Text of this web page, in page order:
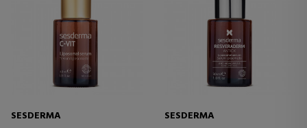
SESDERMA
SESDERMA